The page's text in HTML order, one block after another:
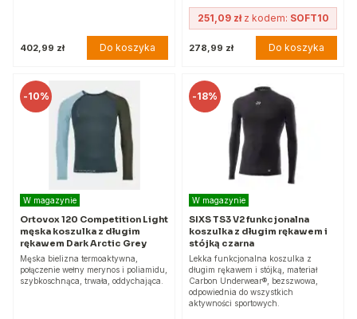
402,99 zł Do koszyka
251,09 złz kodem: SOFT10
278,99 zł Do koszyka
-10%
W magazynie
Ortovox 120 Competition Light
męska koszulka z długim
rękawem Dark Arctic Grey
Męska bielizna termoaktywna,
połączenie wełny merynos i poliamidu,
szybkoschnąca, trwała, oddychająca.
-18%
W magazynie
SIXS TS3 V2 funkcjonalna
koszulka z długim rękawem i
stójką czarna
Lekka funkcjonalna koszulka z
długim rękawem i stójką, materiał
Carbon Underwear®, bezszwowa,
odpowiednia do wszystkich
aktywności sportowych.